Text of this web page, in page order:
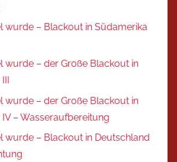
wurde – Blackout in Südamerika
wurde – der Große Blackout in
wurde – der Große Blackout in
– Wasseraufbereitung
wurde – Blackout in Deutschland